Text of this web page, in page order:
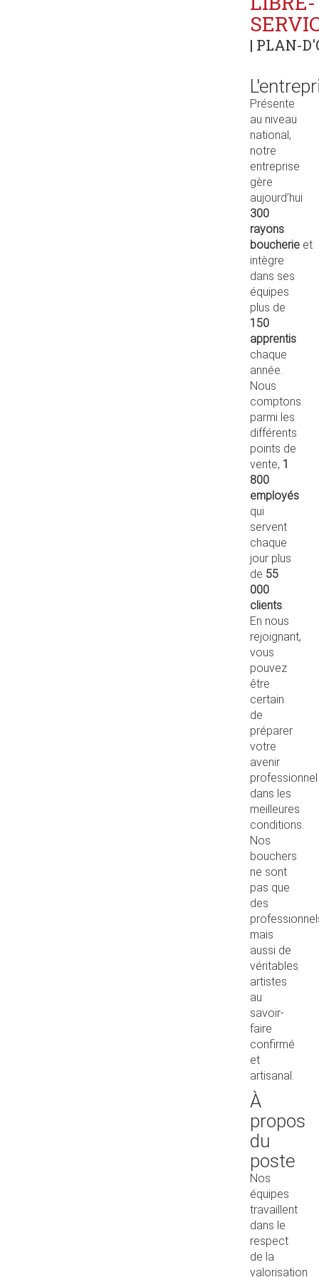
| PLAN-
Présente
au niveau
national,
notre
entreprise
gère
aujourd’hui
300
rayons
boucherie et
intègre
dans ses
équipes
plus de
150
apprentis
chaque
année.
Nous
comptons
parmi les
différents
points de
vente, 1
800
employés
qui
servent
chaque
jour plus
de 55
000
clients.
En nous
rejoignant,
vous
pouvez
être
certain
de
préparer
votre
avenir
professionnel
dans les
meilleures
conditions.
Nos
bouchers
ne sont
pas que
des
mais
aussi de
véritables
artistes
au
savoir-
faire
confirmé
et
artisanal.
À
propos
du
poste
Nos
équipes
travaillent
dans le
respect
de la
valorisation